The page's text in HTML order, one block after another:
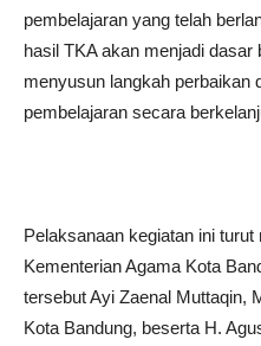
pembelajaran yang telah
hasil TKA akan menjadi dasar
menyusun langkah perbaikan
pembelajaran secara
Pelaksanaan kegiatan ini
Kementerian Agama Kota
tersebut Ayi Zaenal Muttaqin,
Kota Bandung, beserta H.